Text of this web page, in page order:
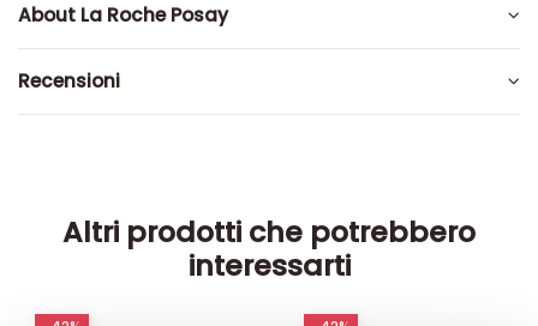
About La Roche Posay
Recensioni
Altri prodotti che potrebbero
interessarti